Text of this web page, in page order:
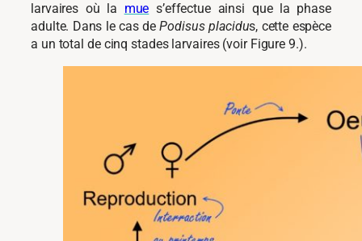
larvaires où la mue s’effectue ainsi que la phase
adulte. Dans le cas dePodisus placidus, cette espèce
a un total de cinq stades larvaires (voir Figure 9.).